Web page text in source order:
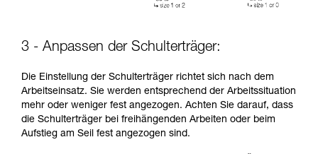
3 - Anpassen der Schulterträger:
Die Einstellung der Schulterträger richtet sich nach dem
Arbeitseinsatz. Sie werden entsprechend der Arbeitssituation
mehr oder weniger fest angezogen. Achten Sie darauf, dass
die Schulterträger bei freihängenden Arbeiten oder beim
Aufstieg am Seil fest angezogen sind.